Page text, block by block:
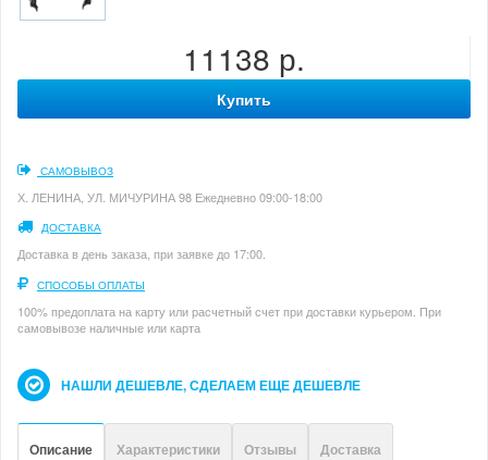
11138 р.
Купить
САМОВЫВОЗ
Х. ЛЕНИНА, УЛ. МИЧУРИНА 98 Ежедневно 09:00-18:00
ДОСТАВКА
Доставка в день заказа, при заявке до 17:00.
СПОСОБЫ ОПЛАТЫ
100% предоплата на карту или расчетный счет при доставки курьером. При
самовывозе наличные или карта
НАШЛИ ДЕШЕВЛЕ, СДЕЛАЕМ ЕЩЕ ДЕШЕВЛЕ
Описание Характеристики Отзывы Доставка